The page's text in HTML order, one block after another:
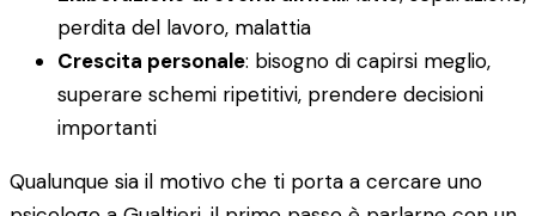
perdita del lavoro, malattia
Crescita personale: bisogno di capirsi meglio,
superare schemi ripetitivi, prendere decisioni
importanti
Qualunque sia il motivo che ti porta a cercare uno